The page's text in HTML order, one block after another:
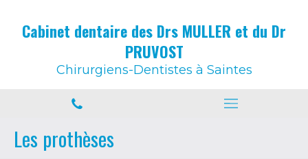
Cabinet dentaire des Drs MULLER et du Dr
PRUVOST
Chirurgiens-Dentistes à Saintes
Les prothèses